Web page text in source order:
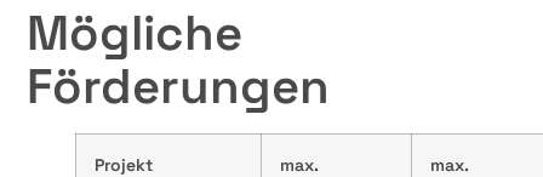
Mögliche
Förderungen
Projekt
max.
max.